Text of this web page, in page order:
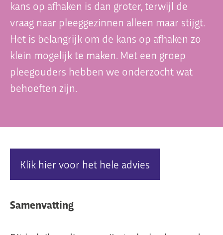
Organisatie
Dit is Jeugdplatform Amsterdam
De adviesgroep
Teamleden
kans op afhaken is dan groter, terwijl de
vraag naar pleeggezinnen alleen maar stijgt.
Het is belangrijk om de kans op afhaken zo
klein mogelijk te maken. Met een groep
pleegouders hebben we onderzocht wat
behoeften zijn.
Klik hier voor het hele advies
Samenvatting